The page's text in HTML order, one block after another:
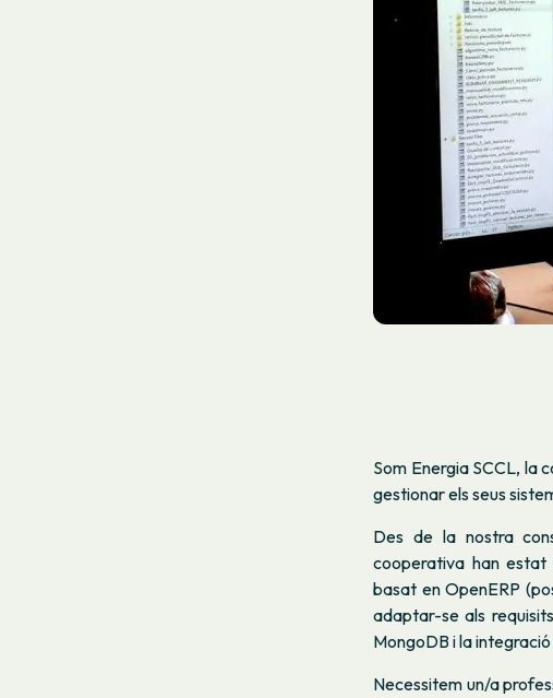
Som Energia SCCL, la
gestionar els seus
Des de la nostra
cooperativa han estat
basat en OpenERP
adaptar-se als
MongoDB i la
Necessitem un/a